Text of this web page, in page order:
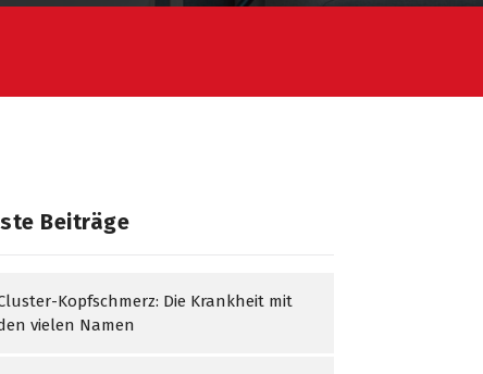
Beiträge
Kopfschmerz: Die Krankheit mit
vielen Namen